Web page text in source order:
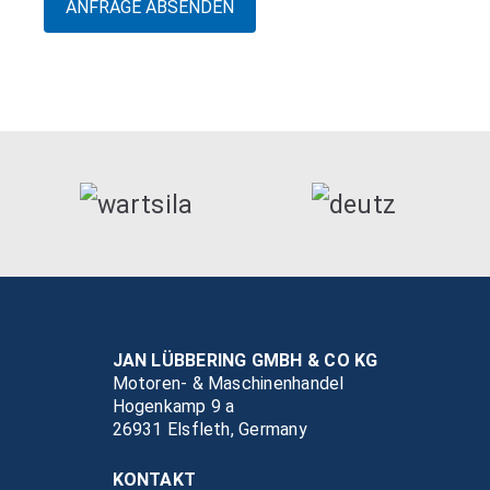
JAN LÜBBERING GMBH & CO KG
Motoren- & Maschinenhandel
Hogenkamp 9 a
26931 Elsfleth, Germany
KONTAKT